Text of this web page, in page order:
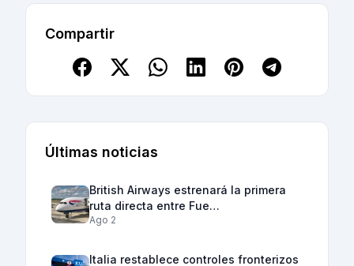
Compartir
Últimas noticias
British Airways estrenará la primera
ruta directa entre Fue…
Ago 2
Italia restablece controles fronterizos